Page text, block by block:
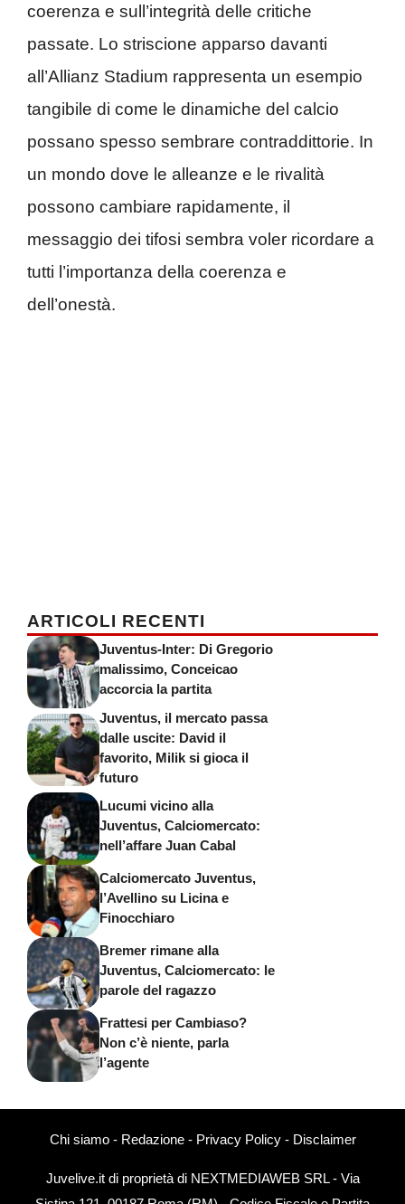
coerenza e sull’integrità delle critiche
passate. Lo striscione apparso davanti
all’Allianz Stadium rappresenta un esempio
tangibile di come le dinamiche del calcio
possano spesso sembrare contraddittorie. In
un mondo dove le alleanze e le rivalità
possono cambiare rapidamente, il
messaggio dei tifosi sembra voler ricordare a
tutti l’importanza della coerenza e
dell’onestà.
ARTICOLI RECENTI
Juventus-Inter: Di Gregorio
malissimo, Conceicao
accorcia la partita
Juventus, il mercato passa
dalle uscite: David il
favorito, Milik si gioca il
futuro
Lucumi vicino alla
Juventus, Calciomercato:
nell’affare Juan Cabal
Calciomercato Juventus,
l’Avellino su Licina e
Finocchiaro
Bremer rimane alla
Juventus, Calciomercato: le
parole del ragazzo
Frattesi per Cambiaso?
Non c’è niente, parla
l’agente
Chi siamo- Redazione- Privacy Policy- Disclaimer
Juvelive.it di proprietà di NEXTMEDIAWEB SRL - Via